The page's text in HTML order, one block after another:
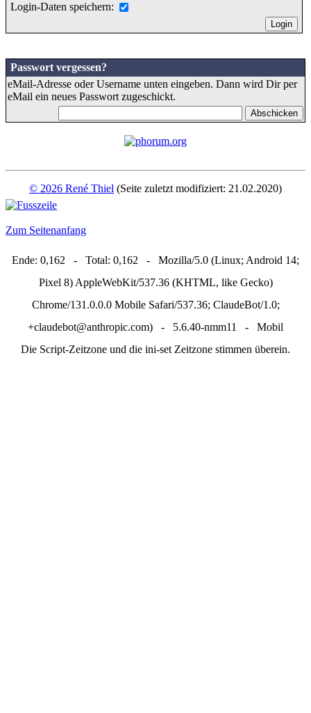
Login-Daten speichern:
Passwort vergessen?
eMail-Adresse oder Username unten eingeben. Dann wird Dir per
eMail ein neues Passwort zugeschickt.
© 2026 René Thiel (Seite zuletzt modifiziert: 21.02.2020)
Zum Seitenanfang
Ende: 0,162 - Total: 0,162 - Mozilla/5.0 (Linux; Android 14;
Pixel 8) AppleWebKit/537.36 (KHTML, like Gecko)
Chrome/131.0.0.0 Mobile Safari/537.36; ClaudeBot/1.0;
+claudebot@anthropic.com) - 5.6.40-nmm11 - Mobil
Die Script-Zeitzone und die ini-set Zeitzone stimmen überein.